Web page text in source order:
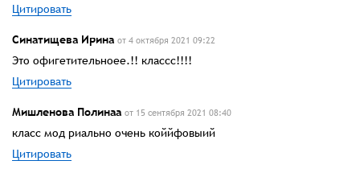
Цитировать
Синатищева Ирина от 4 октября 2021 09:22
Это офигетительноее.!! классс!!!!
Цитировать
Мишленова Полинаа от 15 сентября 2021 08:40
класс мод риально очень коййфовыий
Цитировать